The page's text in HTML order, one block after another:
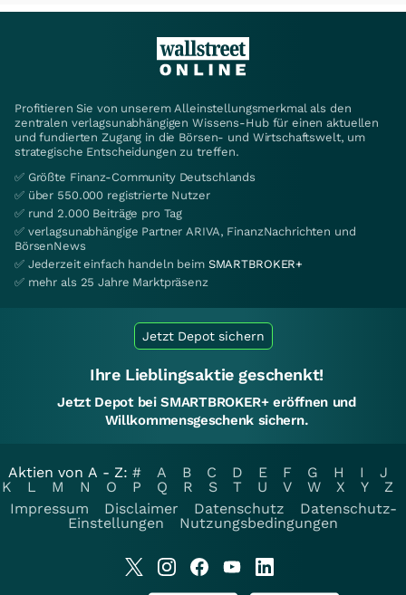
Profitieren Sie von unserem Alleinstellungsmerkmal als den
zentralen verlagsunabhängigen Wissens-Hub für einen aktuellen
und fundierten Zugang in die Börsen- und Wirtschaftswelt, um
strategische Entscheidungen zu treffen.
✅ Größte Finanz-Community Deutschlands
✅ über 550.000 registrierte Nutzer
✅ rund 2.000 Beiträge pro Tag
✅ verlagsunabhängige Partner ARIVA, FinanzNachrichten und
BörsenNews
✅ Jederzeit einfach handeln beim SMARTBROKER+
✅ mehr als 25 Jahre Marktpräsenz
Jetzt Depot sichern
Ihre Lieblingsaktie geschenkt!
Jetzt Depot bei SMARTBROKER+ eröffnen und
Willkommensgeschenk sichern.
Aktien von A - Z: # A B C D E F G H I
J
K
L M N O P Q R S T U V W X Y
Z
Impressum
Disclaimer Datenschutz
Datenschutz-
Einstellungen
Nutzungsbedingungen